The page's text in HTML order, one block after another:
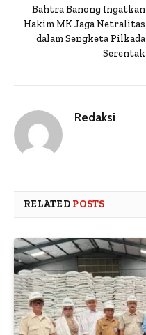
Bahtra Banong Ingatkan
Hakim MK Jaga Netralitas
dalam Sengketa Pilkada
Serentak
Redaksi
RELATED POSTS